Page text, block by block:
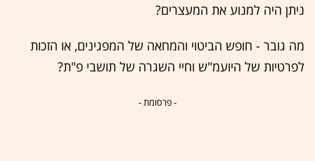
ניתן היה למנוע את המעצרים?
מה גובר - חופש הביטוי והמחאה של המפגינים, או הזכות
לפרטיות של היועמ"ש וחיי השגרה של תושבי פ"ת?
- פרסומת -